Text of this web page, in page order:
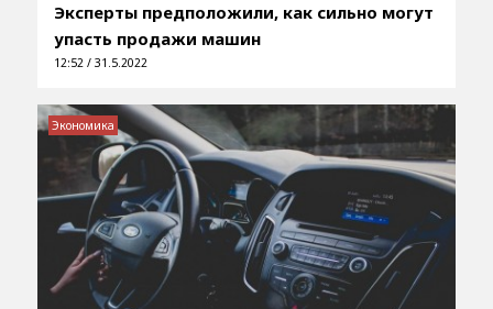
Эксперты предположили, как сильно могут
упасть продажи машин
12:52 / 31.5.2022
Экономика